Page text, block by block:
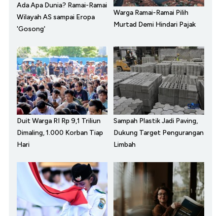
Ada Apa Dunia? Ramai-Ramai
Wilayah AS sampai Eropa
'Gosong'
Warga Ramai-Ramai Pilih
Murtad Demi Hindari Pajak
Duit Warga RI Rp 9,1 Triliun
Dimaling, 1.000 Korban Tiap
Hari
Sampah Plastik Jadi Paving,
Dukung Target Pengurangan
Limbah